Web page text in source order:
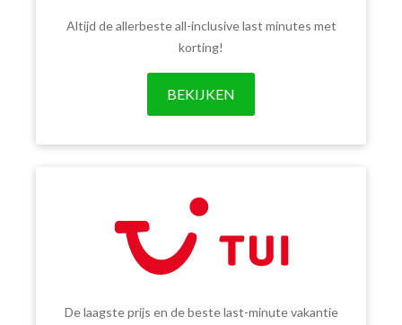
Altijd de allerbeste all-inclusive last minutes met
korting!
BEKIJKEN
De laagste prijs en de beste last-minute vakantie